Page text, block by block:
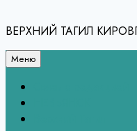
ВЕРХНИЙ ТАГИЛ
Меню